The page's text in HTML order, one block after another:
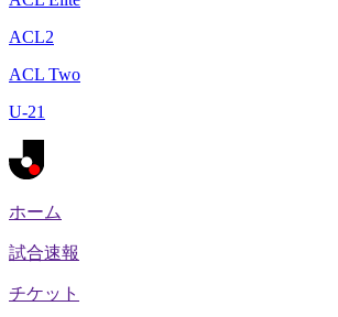
ACL2
ACL Two
U-21
ホーム
試合速報
チケット